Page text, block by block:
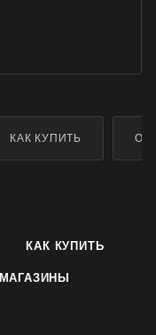
КАК КУПИТЬ
КАК КУПИТЬ
МАГАЗИНЫ